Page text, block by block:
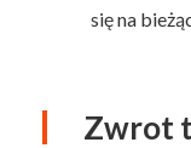
się na
Zwrot